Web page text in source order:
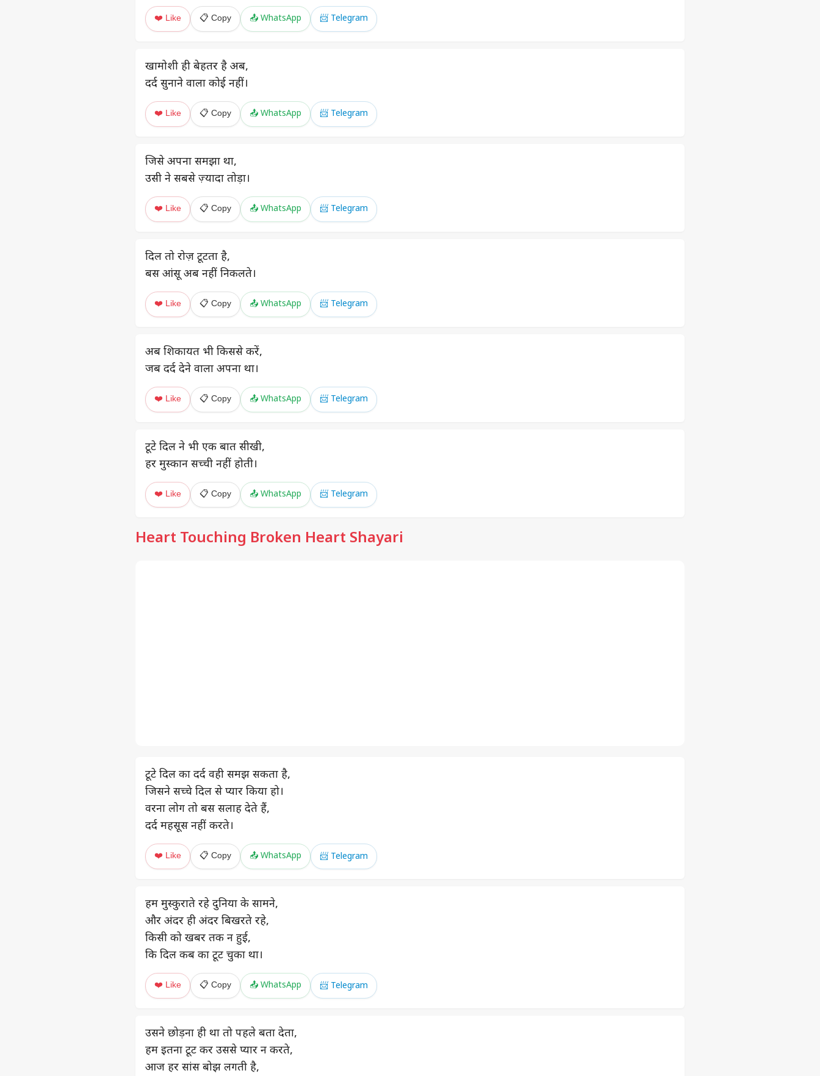
❤️ Like 📋 Copy 📤 WhatsApp 📨 Telegram
खामोशी ही बेहतर है अब,
दर्द सुनाने वाला कोई नहीं।
❤️ Like 📋 Copy 📤 WhatsApp 📨 Telegram
जिसे अपना समझा था,
उसी ने सबसे ज़्यादा तोड़ा।
❤️ Like 📋 Copy 📤 WhatsApp 📨 Telegram
दिल तो रोज़ टूटता है,
बस आंसू अब नहीं निकलते।
❤️ Like 📋 Copy 📤 WhatsApp 📨 Telegram
अब शिकायत भी किससे करें,
जब दर्द देने वाला अपना था।
❤️ Like 📋 Copy 📤 WhatsApp 📨 Telegram
टूटे दिल ने भी एक बात सीखी,
हर मुस्कान सच्ची नहीं होती।
❤️ Like 📋 Copy 📤 WhatsApp 📨 Telegram
Heart Touching Broken Heart Shayari
टूटे दिल का दर्द वही समझ सकता है,
जिसने सच्चे दिल से प्यार किया हो।
वरना लोग तो बस सलाह देते हैं,
दर्द महसूस नहीं करते।
❤️ Like 📋 Copy 📤 WhatsApp 📨 Telegram
हम मुस्कुराते रहे दुनिया के सामने,
और अंदर ही अंदर बिखरते रहे,
किसी को खबर तक न हुई,
कि दिल कब का टूट चुका था।
❤️ Like 📋 Copy 📤 WhatsApp 📨 Telegram
उसने छोड़ना ही था तो पहले बता देता,
हम इतना टूट कर उससे प्यार न करते,
आज हर सांस बोझ लगती है,